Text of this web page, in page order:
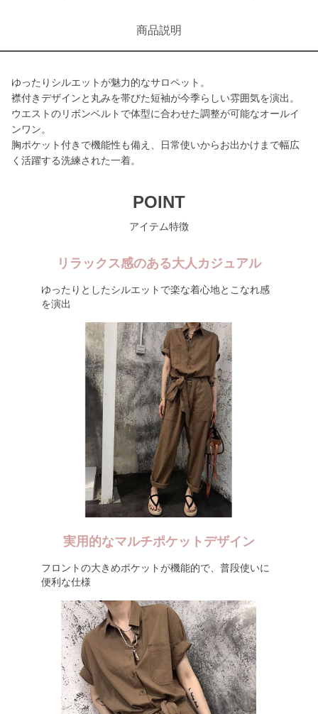
商品説明
ゆったりシルエットが魅力的なサロペット。
襟付きデザインと丸みを帯びた短袖が今季らしい雰囲気を演出。
ウエストのリボンベルトで体型に合わせた調整が可能なオールイ
ンワン。
胸ポケット付きで機能性も備え、日常使いからお出かけまで幅広
く活躍する洗練された一着。
POINT
アイテム特徴
リラックス感のある大人カジュアル
ゆったりとしたシルエットで楽な着心地とこなれ感
を演出
実用的なマルチポケットデザイン
フロントの大きめポケットが機能的で、普段使いに
便利な仕様